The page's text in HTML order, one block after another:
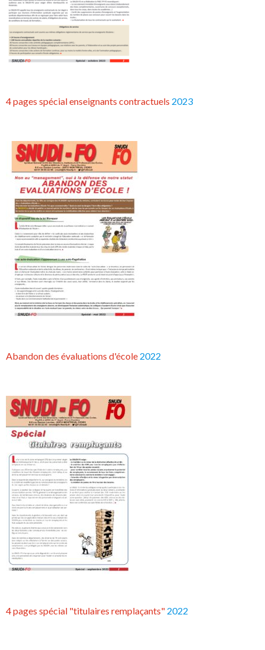
4 pages spécial enseignants contractuels 2023
Abandon des évaluations d'école 2022
4 pages spécial "titulaires remplaçants" 2022